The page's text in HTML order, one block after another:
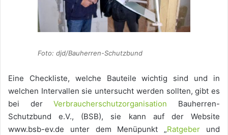
Foto: djd/Bauherren-Schutzbund
Eine Checkliste, welche Bauteile wichtig sind und in
welchen Intervallen sie untersucht werden sollten, gibt es
bei derVerbraucherschutzorganisation Bauherren-
Schutzbund e.V., (BSB), sie kann auf der Website
www.bsb-ev.de unter dem Menüpunkt „Ratgeber und